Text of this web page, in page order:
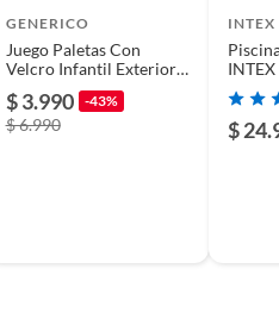
GENERICO
Juego Paletas Con
Velcro Infantil Exterior
18.5 Cm 2 Piezas
$ 3.990 -43%
$ 6.990
INTEX
$